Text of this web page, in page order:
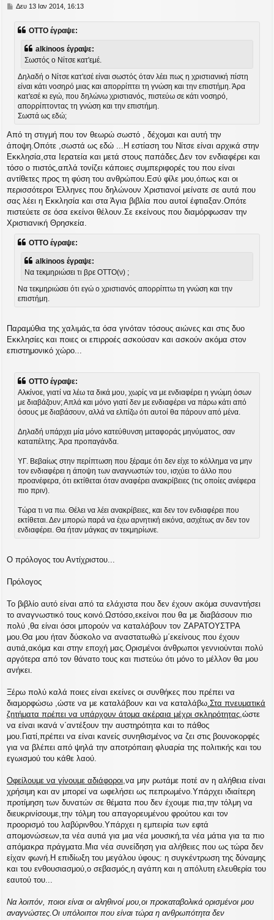
Δ
σ
Δευ 13 Ιαν 2014, 16:13
OTTO έγραψε:
alkinoos έγραψε:
Σωστός ο Νίτσε κατ'εμέ.
Δηλαδή ο Νίτσε κατ'εσέ είναι σωστός όταν λέει πως η χριστιανική πίστη
είναι κάτι νοσηρό μιας και απορρίπτει τη γνώση και την επιστήμη. Άρα
κατ'εσέ κι εγώ, που δηλώνω χριστιανός, πιστεύω σε κάτι νοσηρό,
απορρίπτοντας τη γνώση και την επιστήμη.
Σωστά ως εδώ;
Από τη στιγμή που τον θεωρώ σωστό , δέχομαι και αυτή την
άποψη.Οπότε ,σωστά ως εδώ ...Η εστίαση του Νίτσε είναι αρχικά στην
Εκκλησία,στα Ιερατεία και μετά στους παπάδες.Δεν τον ενδιαφέρει και
τόσο ο πιστός,απλά τονίζει κάποιες συμπεριφορές του που είναι
αντίθετες προς τη φύση του ανθρώπου.Εσύ φίλε μου,όπως και οι
περισσότεροι Έλληνες που δηλώνουν Χριστιανοί μείνατε σε αυτά που
σας λέει η Εκκλησία και στα Άγια βιβλία που αυτοί έφτιαξαν.Οπότε
πιστεύετε σε όσα εκείνοι θέλουν.Σε εκείνους που διαμόρφωσαν την
Χριστιανική Θρησκεία.
OTTO έγραψε:
alkinoos έγραψε:
Να τεκμηριώσει τι βρε ΟΤΤΟ(ν) ;
Να τεκμηριώσει ότι εγώ ο χριστιανός απορρίπτω τη γνώση και την
επιστήμη.
Παραμύθια της χαλιμάς,τα όσα γινόταν τόσους αιώνες και στις δυο
Εκκλησίες και ποιες οι επιρροές ασκούσαν και ασκούν ακόμα στον
επιστημονικό χώρο...
OTTO έγραψε:
Αλκίνοε, γιατί να λέω τα δικά μου, χωρίς να με ενδιαφέρει η γνώμη όσων
με διαβάζουν; Απλά και μόνο γιατί δεν με ενδιαφέρει να πάρω κάτι από
όσους με διαβάσουν, αλλά να ελπίζω ότι αυτοί θα πάρουν από μένα.
Δηλαδή υπάρχει μία μόνο κατεύθυνση μεταφοράς μηνύματος, σαν
καταπέλτης. Άρα προπαγάνδα.
ΥΓ. Βεβαίως στην περίπτωση που ξέραμε ότι δεν είχε το κόλλημα να μην
τον ενδιαφέρει η άποψη των αναγνωστών του, ισχύει το άλλο που
προανέφερα, ότι εκτίθεται όταν αναφέρει ανακρίβειες (τις οποίες ανέφερα
πιο πριν).
Τώρα τι να πω. Θέλει να λέει ανακρίβειες, και δεν τον ενδιαφέρει που
εκτίθεται. Δεν μπορώ παρά να έχω αρνητική εικόνα, ασχέτως αν δεν τον
ενδιαφέρει. Θα ήταν μάγκας αν τεκμηρίωνε.
Ο πρόλογος του Αντίχριστου...
Πρόλογος
Το βιβλίο αυτό είναι από τα ελάχιστα που δεν έχουν ακόμα συναντήσει
το αναγνωστικό τους κοινό.Ωστόσο,εκείνοι που θα με διαβάσουν πιο
πολύ ,θα είναι όσοι μπορούν να καταλάβουν τον ΖΑΡΑΤΟΥΣΤΡΑ
μου.Θα μoυ ήταν δύσκολο να αναστατωθώ μ΄εκείνους που έχουν
αυτιά,ακόμα και στην εποχή μας.Ορισμένοι άνθρωποι γεννιούνται πολύ
αργότερα από τον θάνατο τους και πιστεύω ότι μόνο το μέλλον θα μου
ανήκει.
Ξέρω πολύ καλά ποιες είναι εκείνες οι συνθήκες που πρέπει να
διαμορφώσω ,ώστε να με καταλάβουν και να καταλάβω .Στα πνευματικά
ζητήματα πρέπει να υπάρχουν άτομα ακέραια μέχρι σκληρότητας ,ώστε
να είναι ικανά ν΄αντέξουν την αυστηρότητα και το πάθος
μου.Γιατί,πρέπει να είναι κανείς συνηθισμένος να ζει στις βουνοκορφές
για να βλέπει από ψηλά την αποτρόπαιη φλυαρία της πολιτικής και του
εγωισμού του κάθε λαού.
Οφείλουμε να γίνουμε αδιάφοροι ,να μην ρωτάμε ποτέ αν η αλήθεια είναι
χρήσιμη και αν μπορεί να ωφελήσει ως πεπρωμένο.Υπάρχει ιδιαίτερη
προτίμηση των δυνατών σε θέματα που δεν έχουμε πια,την τόλμη να
διευκρινίσουμε,την τόλμη του απαγορευμένου φρούτου και τον
προορισμό του λαβύρινθου.Υπάρχει η εμπειρία των εφτά
απομονώσεων,τα νέα αυτιά για μια νέα μουσική,τα νέα μάτια για τα πιο
απόμακρα πράγματα.Μια νέα συνείδηση για αλήθειες που ως τώρα δεν
είχαν φωνή.Η επιδίωξη του μεγάλου ύφους: η συγκέντρωση της δύναμης
και του ενθουσιασμού,ο σεβασμός,η αγάπη και η απόλυτη ελευθερία του
εαυτού του...
Να λοιπόν, ποιοι είναι οι αληθινοί μου,οι προκαταβολικά ορισμένοι μου
αναγνώστες.Οι υπόλοιποι που είναι τώρα η ανθρωπότητα δεν